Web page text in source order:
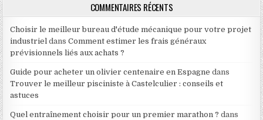
COMMENTAIRES RÉCENTS
Choisir le meilleur bureau d'étude mécanique pour votre projet
industriel dansComment estimer les frais généraux
prévisionnels liés aux achats ?
Guide pour acheter un olivier centenaire en Espagne dans
Trouver le meilleur pisciniste à Castelculier : conseils et
astuces
Quel entraînement choisir pour un premier marathon ? dans